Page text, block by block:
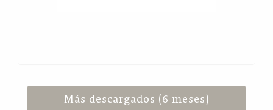
Más descargados (6 meses)